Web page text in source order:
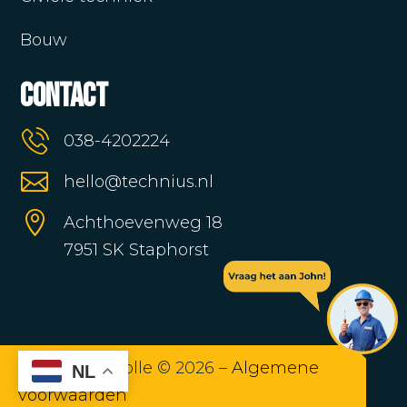
Bouw
Contact
038-4202224
 hello@technius.nl

Achthoevenweg 18
7951 SK Staphorst
Technius Zwolle © 2026 – Algemene
voorwaarden
NL